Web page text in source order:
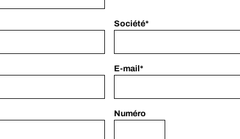
Société*
E-mail*
Numéro